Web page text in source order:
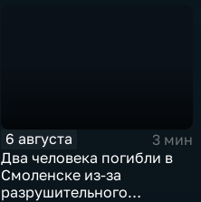
6 августа
3 мин
Два человека погибли в
Смоленске из-за
разрушительного